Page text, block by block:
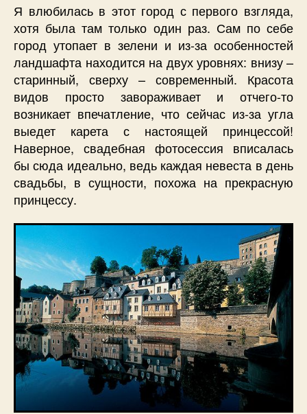
Я влюбилась в этот город с первого взгляда,
хотя была там только один раз. Сам по себе
город утопает в зелени и из-за особенностей
ландшафта находится на двух уровнях: внизу –
старинный, сверху – современный. Красота
видов просто завораживает и отчего-то
возникает впечатление, что сейчас из-за угла
выедет карета с настоящей принцессой!
Наверное, свадебная фотосессия вписалась
бы сюда идеально, ведь каждая невеста в день
свадьбы, в сущности, похожа на прекрасную
принцессу.